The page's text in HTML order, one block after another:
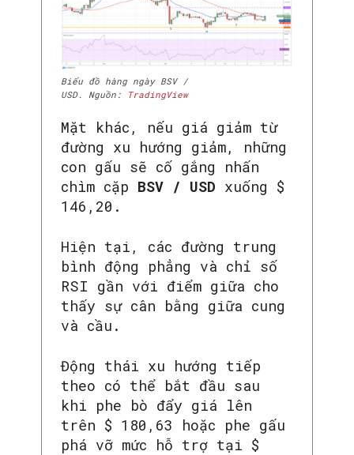
Biểu đồ hàng ngày BSV /
USD. Nguồn:
TradingView
Mặt khác, nếu giá giảm từ
đường xu hướng giảm, những
con gấu sẽ cố gắng nhấn
chìm cặp BSV / USD xuống $
146,20.
Hiện tại, các đường trung
bình động phẳng và chỉ số
RSI gần với điểm giữa cho
thấy sự cân bằng giữa cung
và cầu.
Động thái xu hướng tiếp
theo có thể bắt đầu sau
khi phe bò đẩy giá lên
trên $ 180,63 hoặc phe gấu
phá vỡ mức hỗ trợ tại $